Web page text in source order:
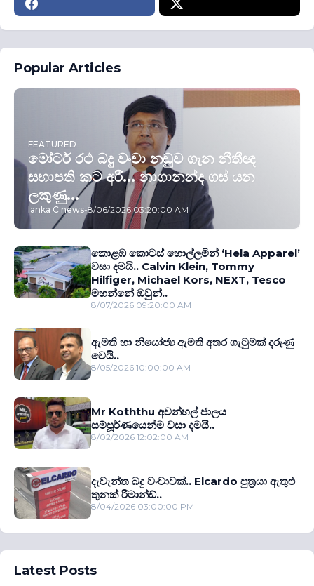
Popular Articles
FEATURED
මෝටර් රථ බදු වංචා නඩුව ගැන නීතීඥ
සභාපති කට අරී... නාගානන්ද ගස් යන
ලකුණු...
lanka C news-8/06/2026 03:20:00 AM
කොළඹ කොටස් හොල්ලමින් ‘Hela Apparel’
වසා දමයි.. Calvin Klein, Tommy
Hilfiger, Michael Kors, NEXT, Tesco
මහන්නේ ඔවුන්..
8/07/2026 09:20:00 AM
ඇමති හා නියෝජ්‍ය ඇමති අතර ගැටුමක් දරුණු
වෙයි..
8/05/2026 10:00:00 AM
Mr Koththu අවන්හල් ජාලය
සම්පූර්ණයෙන්ම වසා දමයි..
8/02/2026 12:02:00 AM
දැවැන්ත බදු වංචාවක්.. Elcardo පුත‍්‍රයා ඇතුළු
තුනක් රිමාන්ඩ්..
8/04/2026 03:00:00 PM
Latest Posts